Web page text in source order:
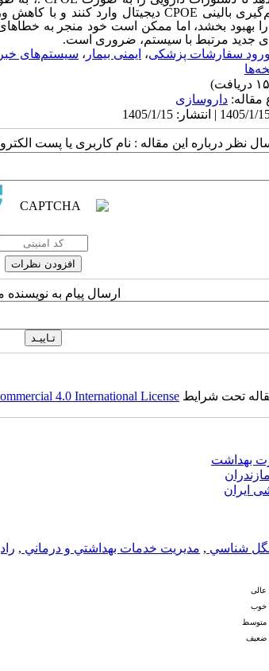
دیجیتال وارد کنند و باCPOE بالینی
را بهبود بخشد، اما ممکن است خود منجر به
جدید مرتبط با سیستم، ضروری است.
سفارشات پزشکی، ایمنی بیمار ، سیستم‌های
داروسازی
نظر درباره این مقاله : نام کاربری یا پست
ارسال پیام به
تحت شرایط 4.0 International License
بهداشت
ایران
شناسي , مديريت خدمات بهداشتي و درماني ,
عالی
خوب
متوسط
ضعیف